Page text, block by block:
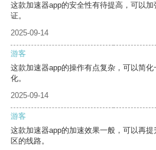
这款加速器app的安全性有待提高，可以
证。
2025-09-14
游客
这款加速器app的操作有点复杂，可以简
化。
2025-09-14
游客
这款加速器app的加速效果一般，可以再
区的线路。